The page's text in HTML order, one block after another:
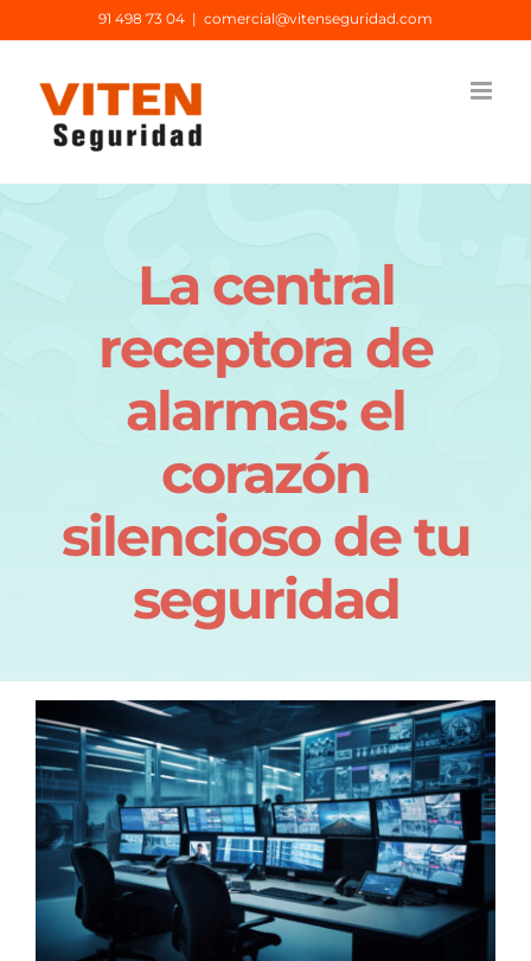
al
contenido
91 498 73 04 | comercial@vitenseguridad.com
La central
receptora de
alarmas: el
corazón
silencioso de tu
seguridad